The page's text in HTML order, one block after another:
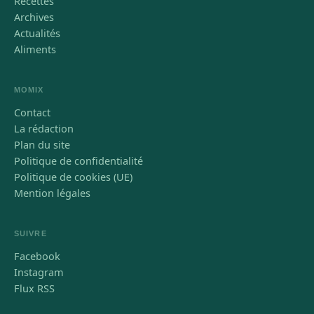
Archives
Actualités
Aliments
MOMIX
Contact
La rédaction
Plan du site
Politique de confidentialité
Politique de cookies (UE)
Mention légales
SUIVRE
Facebook
Instagram
Flux RSS